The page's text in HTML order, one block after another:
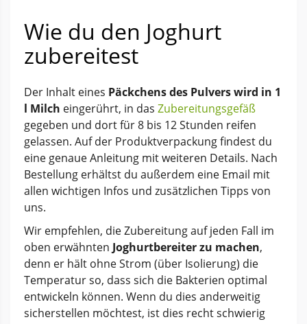
Wie du den Joghurt
zubereitest
Der Inhalt eines Päckchens des Pulvers wird in 1
l Milch eingerührt, in das Zubereitungsgefäß
gegeben und dort für 8 bis 12 Stunden reifen
gelassen. Auf der Produktverpackung findest du
eine genaue Anleitung mit weiteren Details. Nach
Bestellung erhältst du außerdem eine Email mit
allen wichtigen Infos und zusätzlichen Tipps von
uns.
Wir empfehlen, die Zubereitung auf jeden Fall im
oben erwähnten Joghurtbereiter zu machen,
denn er hält ohne Strom (über Isolierung) die
Temperatur so, dass sich die Bakterien optimal
entwickeln können. Wenn du dies anderweitig
sicherstellen möchtest, ist dies recht schwierig